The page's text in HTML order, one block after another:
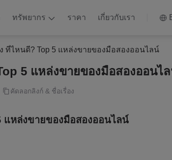
ทรัพยากร ราคา เกี่ยวกับเรา
ที่ไหนดี? Top 5 แหล่งขายของมือสองออนไลน์
5 แหล่งขายของมือสองออนไ
คัดลอกลิงก์ & ชื่อเรื่อง